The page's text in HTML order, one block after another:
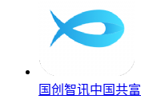
国创智讯中国共富